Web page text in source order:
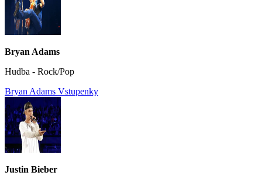
Bryan Adams
Hudba - Rock/Pop
Bryan Adams Vstupenky
Justin Bieber